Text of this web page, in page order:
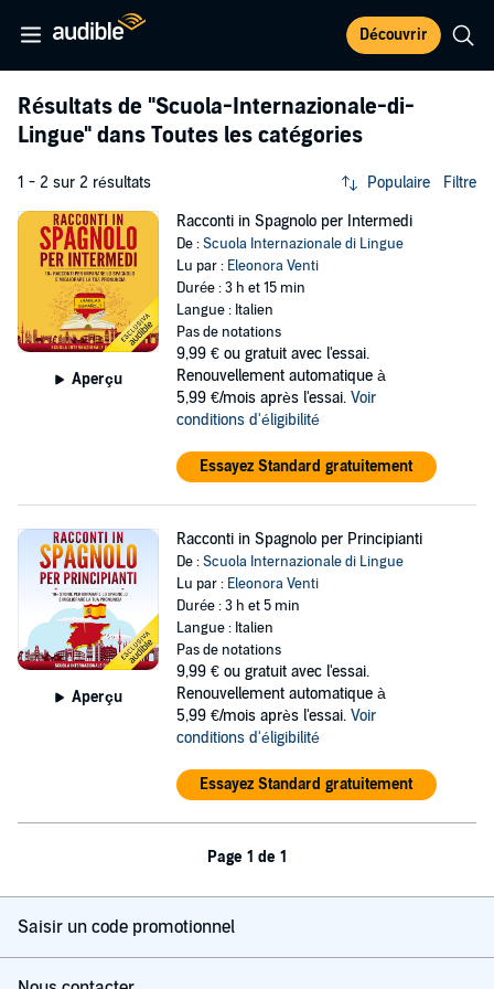
Découvrir
Résultats de "Scuola-Internazionale-di-
Lingue" dans Toutes les catégories
1 - 2 sur 2 résultats Populaire Filtre
Aperçu
Racconti in Spagnolo per Intermedi
De :Scuola Internazionale di Lingue
Lu par : Eleonora Venti
Durée : 3 h et 15 min
Langue : Italien
Pas de notations
9,99 € ou gratuit avec l'essai.
Renouvellement automatique à
5,99 €/mois après l'essai. Voir
conditions d'éligibilité
Essayez Standard gratuitement
Aperçu
Racconti in Spagnolo per Principianti
De :Scuola Internazionale di Lingue
Lu par : Eleonora Venti
Durée : 3 h et 5 min
Langue : Italien
Pas de notations
9,99 € ou gratuit avec l'essai.
Renouvellement automatique à
5,99 €/mois après l'essai. Voir
conditions d'éligibilité
Essayez Standard gratuitement
Page 1 de 1
Saisir un code promotionnel